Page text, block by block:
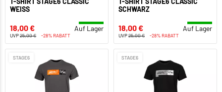
WEISS
18,00 € Auf Lager
UVP25,00 € -28% RABATT
SCHWARZ
18,00 € Auf Lager
UVP25,00 € -28% RABATT
STAGE6 STAGE6